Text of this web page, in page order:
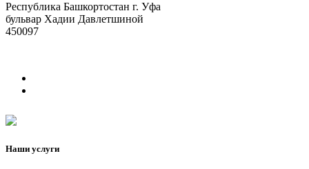
Республика Башкортостан г. Уфа
бульвар Хадии Давлетшиной
450097
Наши услуги